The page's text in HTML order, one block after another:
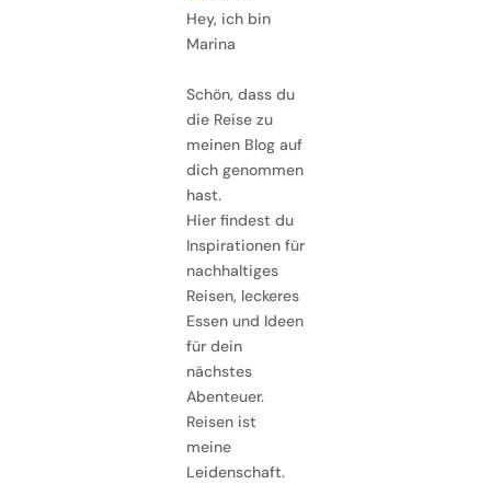
Hey, ich bin
Marina
Schön, dass du
die Reise zu
meinen Blog auf
dich genommen
hast.
Hier findest du
Inspirationen für
nachhaltiges
Reisen, leckeres
Essen und Ideen
für dein
nächstes
Abenteuer.
Reisen ist
meine
Leidenschaft.